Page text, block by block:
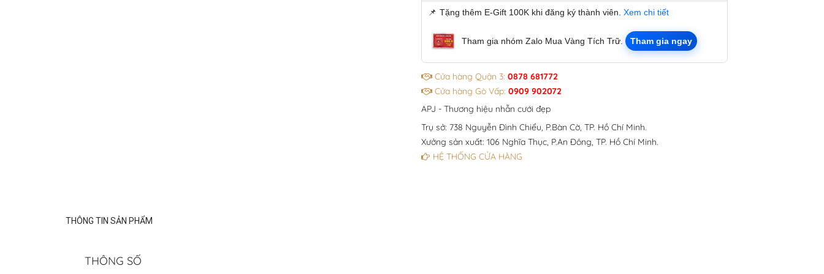
📌 Tặng thêm E-Gift 100K khi đăng ký thành viên. Xem chi tiết
Tham gia nhóm Zalo Mua Vàng Tích Trữ. Tham gia ngay
Cửa hàng Quận 3: 0878 681772
Cửa hàng Gò Vấp: 0909 902072
APJ - Thương hiệu nhẫn cưới đẹp
Trụ sở: 738 Nguyễn Đình Chiểu, P.Bàn Cờ, TP. Hồ Chí Minh.
Xưởng sản xuất: 106 Nghĩa Thục, P.An Đông, TP. Hồ Chí Minh.
HỆ THỐNG CỬA HÀNG
THÔNG TIN SẢN PHẨM
THÔNG SỐ